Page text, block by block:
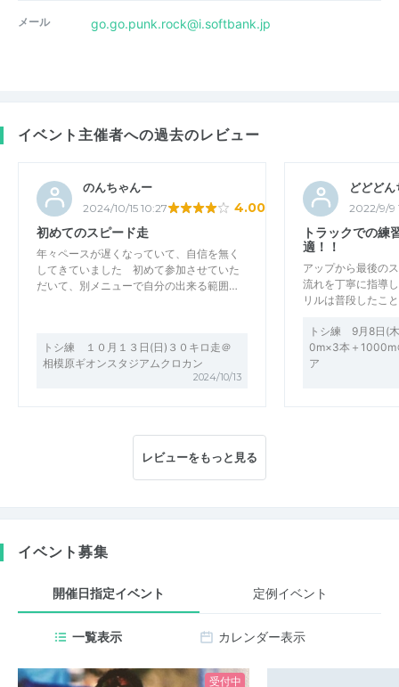
メール go.go.punk.rock@i.softbank.jp
イベント主催者への過去のレビュー
のんちゃんー
2024/10/15 10:27 4.00
初めてのスピード走
年々ペースが遅くなっていて、自信を無く
してきていました 初めて参加させていた
だいて、別メニューで自分の出来る範囲…
トシ練 １０月１３日(日)３０キロ走＠
相模原ギオンスタジアムクロカン
2024/10/13
どどど
2022/9/9
トラックでの練
適！！
アップから最後の
流れを丁寧に指導
リルは普段したこ
トシ練 9月8日(
0m×3本＋1000m
ア
レビューをもっと見る
イベント募集
開催日指定イベント 定例イベント
一覧表示 カレンダー表示
受付中